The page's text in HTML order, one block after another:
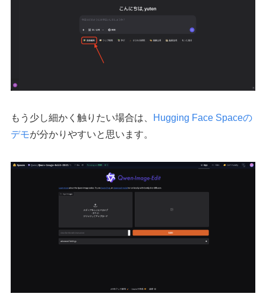
もう少し細かく触りたい場合は、
Hugging Face Spaceの
デモが分かりやすいと思います。